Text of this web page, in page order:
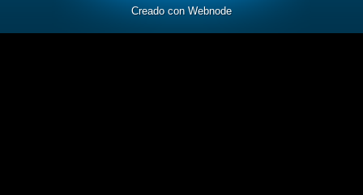
Creado con Webnode